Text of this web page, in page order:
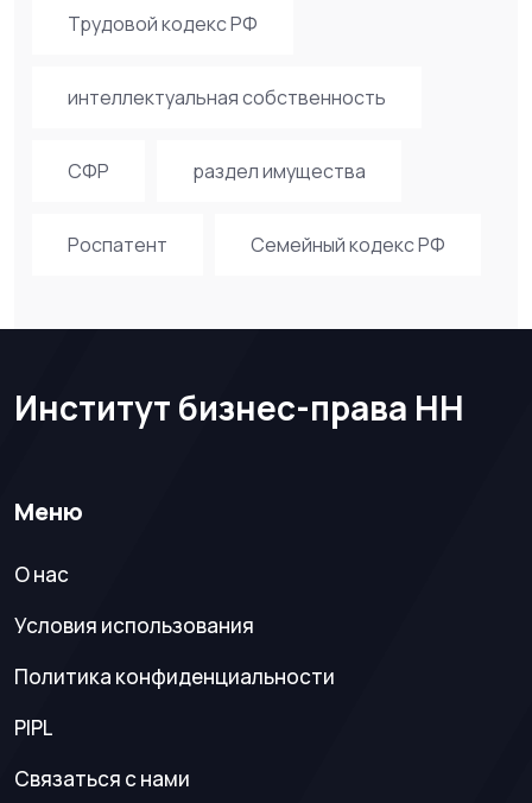
Трудовой кодекс РФ
интеллектуальная собственность
СФР раздел имущества
Роспатент Семейный кодекс РФ
Институт бизнес-права НН
Меню
О нас
Условия использования
Политика конфиденциальности
PIPL
Связаться с нами